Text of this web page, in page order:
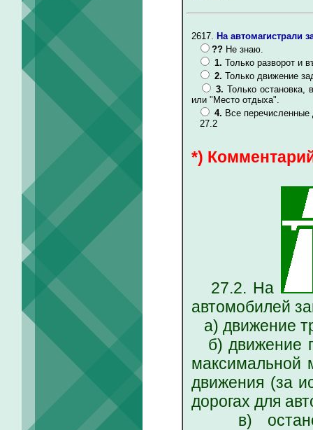
2617.
На автомагистрали
?? Не знаю.
1. Только разворот и
2. Только движение
3.Только остановка,
или "Место отдыха".
4. Все перечисленные
27.2
*)
27.2. На
автомобилей
а) движение
б) движение
максимальной
движения (за
дорогах для
в)